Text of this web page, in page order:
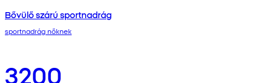
Bővülő szárú sportnadrág
sportnadrág nőknek
3200